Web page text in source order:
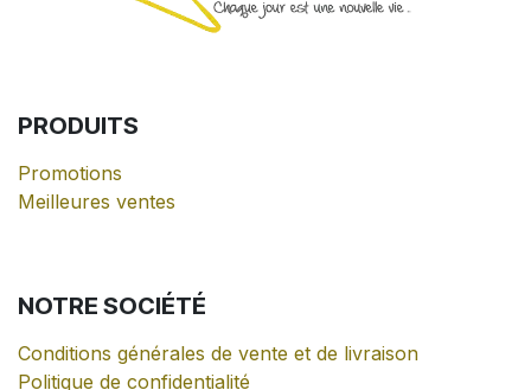
PRODUITS
Promotions
Meilleures ventes
NOTRE SOCIÉTÉ
Conditions générales de vente et de livraison
Politique de confidentialité